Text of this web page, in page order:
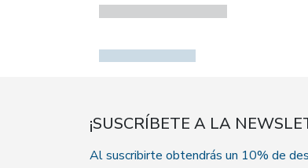
¡SUSCRÍBETE A LA
Al suscribirte obtendrás un 10% de